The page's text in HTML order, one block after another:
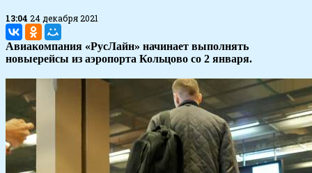
13:04 24 декабря 2021
Авиакомпания «РусЛайн» начинает выполнять
новыерейсы из аэропорта Кольцово со 2 января.